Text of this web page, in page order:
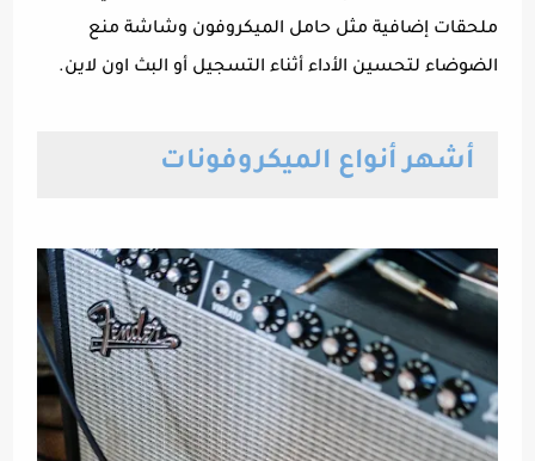
ملحقات إضافية مثل حامل الميكروفون وشاشة منع
الضوضاء لتحسين الأداء أثناء التسجيل أو البث اون لاين.
أشهر أنواع الميكروفونات